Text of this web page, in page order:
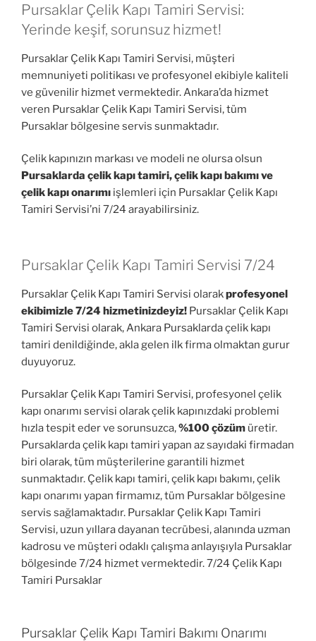
Pursaklar Çelik Kapı Tamiri Servisi:
Yerinde keşif, sorunsuz hizmet!
Pursaklar Çelik Kapı Tamiri Servisi, müşteri
memnuniyeti politikası ve profesyonel ekibiyle kaliteli
ve güvenilir hizmet vermektedir. Ankara’da hizmet
veren Pursaklar Çelik Kapı Tamiri Servisi, tüm
Pursaklar bölgesine servis sunmaktadır.
Çelik kapınızın markası ve modeli ne olursa olsun
Pursaklarda çelik kapı tamiri, çelik kapı bakımı ve
çelik kapı onarımı işlemleri için Pursaklar Çelik Kapı
Tamiri Servisi’ni 7/24 arayabilirsiniz.
Pursaklar Çelik Kapı Tamiri Servisi 7/24
Pursaklar Çelik Kapı Tamiri Servisi olarakprofesyonel
ekibimizle 7/24 hizmetinizdeyiz! Pursaklar Çelik Kapı
Tamiri Servisi olarak, Ankara Pursaklarda çelik kapı
tamiri denildiğinde, akla gelen ilk firma olmaktan gurur
duyuyoruz.
Pursaklar Çelik Kapı Tamiri Servisi, profesyonel çelik
kapı onarımı servisi olarak çelik kapınızdaki problemi
hızla tespit eder ve sorunsuzca,%100 çözüm üretir.
Pursaklarda çelik kapı tamiri yapan az sayıdaki firmadan
biri olarak, tüm müşterilerine garantili hizmet
sunmaktadır. Çelik kapı tamiri, çelik kapı bakımı, çelik
kapı onarımı yapan firmamız, tüm Pursaklar bölgesine
servis sağlamaktadır. Pursaklar Çelik Kapı Tamiri
Servisi, uzun yıllara dayanan tecrübesi, alanında uzman
kadrosu ve müşteri odaklı çalışma anlayışıyla Pursaklar
bölgesinde 7/24 hizmet vermektedir. 7/24 Çelik Kapı
Tamiri Pursaklar
Pursaklar Çelik Kapı Tamiri Bakımı Onarımı